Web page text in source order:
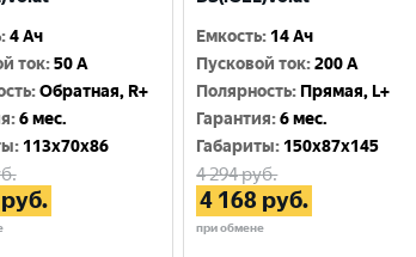
:4 Ач
ток:50 A
:Обратная, R+
:6 мес.
: 113x70x86
руб.
Емкость: 14 Ач
Пусковой ток:200 A
Полярность: Прямая, L+
Гарантия:6 мес.
Габариты: 150x87x145
4 294руб.
4 168 руб.
при обмене
Санкт-Петербург
Смоленск